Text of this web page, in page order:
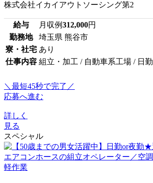
株式会社イカイアウトソーシング第2
給与 月収例312,000円
勤務地
埼玉県 熊谷市
寮・社宅 あり
仕事内容 組立・加工 / 自動車系工場 / 日勤
＼最短45秒で完了／
応募へ進む
詳しく
見る
スペシャル